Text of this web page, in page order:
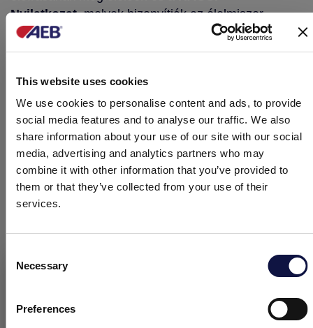
This website uses cookies
We use cookies to personalise content and ads, to provide
social media features and to analyse our traffic. We also
share information about your use of our site with our social
media, advertising and analytics partners who may
combine it with other information that you’ve provided to
them or that they’ve collected from your use of their
services.
Selection
Necessary
Preferences
Ez az oldal üzleti közönség számára készült.
szakemberek (cégek) számára készült.
Nyilatkozat,melyek bizonyítják az élelmiszer-
biztonsági gyakorlat bevezetését és a vállalat
tevékenységeihez kapcsolódó fizikai, kémiai és
Végül, a folyamatosan változó agrár-élelmiszeripari
szabványoknak való megfelelés érdekében
rendelkezésünkre áll egySzabályozási
Szolgáltatás,amely nyomon követi a jogszabályi
változásokat. Ehhez tartozik egy automatizált
számítógépes rendszer a gyártott tételek
azonosításához és nyomon követéséhez, a
INTEGRÁLT MINŐSÉGBIZTOSÍTÁSI RENDSZER